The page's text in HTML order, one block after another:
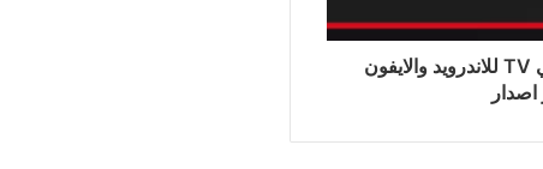
تحميل برنامج شبكتي TV للاندرويد والايفون